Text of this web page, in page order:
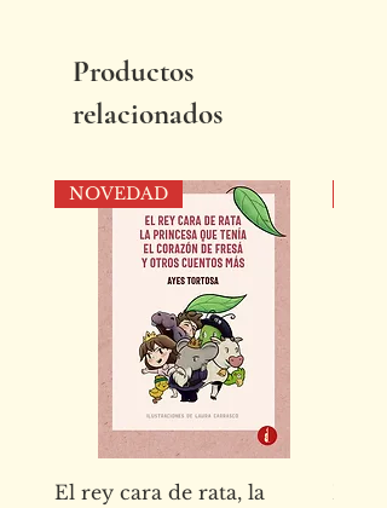
Productos
relacionados
NOVEDAD
El rey cara de rata, la
El